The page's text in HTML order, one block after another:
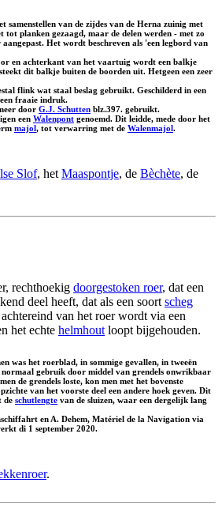
van de zijdes van de Herna zuinig met
planken gezaagd, maar de delen werden - met zo
Het wordt beschreven als 'een legbord van
en achterkant van het vaartuig wordt een balkje
dit balkje buiten de boorden uit. Hetgeen een zeer
flink wat staal beslag gebruikt. Geschilderd in een
fraaie indruk.
door G.J. Schutten blz.397. gebruikt.
een Walenpont genoemd. Dit leidde, mede door het
majol, tot verwarring met de Walenmajol.
Slof, hetMaaspontje, de Bèchète, de
rechthoekig doorgestoken roer, dat een
deel heeft, dat als een soortscheg
van het roer wordt via een
het echte helmhoutloopt bijgehouden.
was het roerblad, in sommige gevallen, in tweeën
normaal gebruik door middel van grendels onwrikbaar
de grendels loste, kon men met het bovenste
van het voorste deel een andere hoek geven. Dit
de schutlengte van de sluizen, waar een dergelijk lang
en A. Dehem, Matériel de la Navigation via
di 1 september 2020.
.